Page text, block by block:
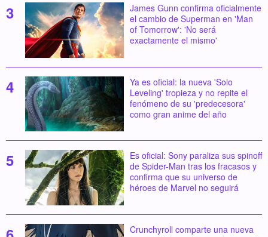
James Gunn confirma oficialmente
el cambio de Superman en 'Man
of Tomorrow': 'No será
exactamente el mismo'
Ya es oficial: la nueva 'Solo
Leveling' tropieza y no repite el
fenómeno de su 'predecesora'
como gran anime del año
Es oficial: Sony paraliza sus spinoff
de Spider-Man tras los fracasos y
confirma que su universo de
héroes de Marvel no seguirá
Crunchyroll comparte una nueva